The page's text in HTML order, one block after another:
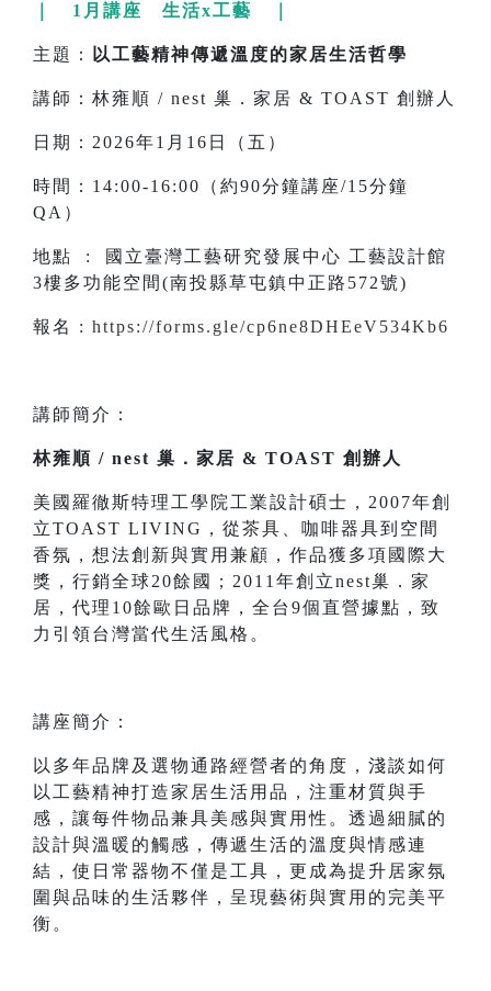
｜ 1月講座 生活x工藝 ｜
主題： 以工藝精神傳遞溫度的家居生活哲學
講師：林雍順 / nest 巢．家居 & TOAST 創辦人
日期：2026年1月16日（五）
時間：14:00-16:00（約90分鐘講座/15分鐘
QA）
地點 : 國立臺灣工藝研究發展中心 工藝設計館
3樓多功能空間(南投縣草屯鎮中正路572號)
報名 : https://forms.gle/cp6ne8DHEeV534Kb6
講師簡介：
林雍順 / nest 巢．家居 & TOAST 創辦人
美國羅徹斯特理工學院工業設計碩士，2007年創
立TOAST LIVING，從茶具、咖啡器具到空間
香氛，想法創新與實用兼顧，作品獲多項國際大
獎，行銷全球20餘國；2011年創立nest巢．家
居，代理10餘歐日品牌，全台9個直營據點，致
力引領台灣當代生活風格。
講座簡介：
以多年品牌及選物通路經營者的角度，淺談如何
以工藝精神打造家居生活用品，注重材質與手
感，讓每件物品兼具美感與實用性。透過細膩的
設計與溫暖的觸感，傳遞生活的溫度與情感連
結，使日常器物不僅是工具，更成為提升居家氛
圍與品味的生活夥伴，呈現藝術與實用的完美平
衡。